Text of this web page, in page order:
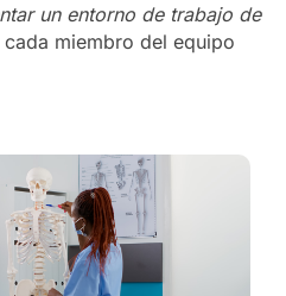
un entorno de trabajo de
miembro del equipo